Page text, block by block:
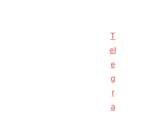
T
el
e
g
r
a